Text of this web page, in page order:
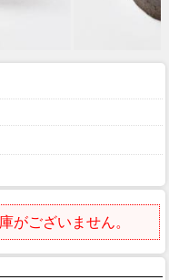
がございません。